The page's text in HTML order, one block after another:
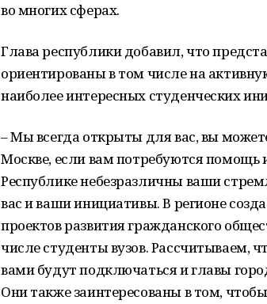
во многих сферах.
Глава республики добавил, что
ориентированы в том числе на
наиболее интересных студенческих
– Мы всегда открыты для вас, вы
Москве, если вам потребуются помощь
Республике небезразличны ваши
вас и ваши инициативы. В регионе
проектов развития гражданского
числе студенты вузов. Рассчитываем,
вами будут подключаться и главы
Они также заинтересованы в том,